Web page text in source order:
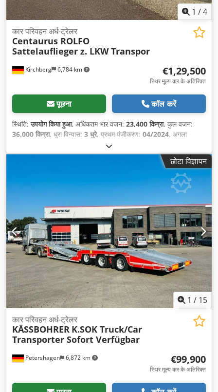
1 /4
Kirchberg 6,784 km
कार परिवहन अर्ध-ट्रेलर
Centaurus ROLFO
Sattelauflieger z. LKW Transpor
€1,29,500
स्थिर मूल्य कर के अतिरिक्त
पूछना कॉल करें
स्थिति:उपयोग किया हुआ, अधिकतम भार वजन: 23,400 किग्रा, कुल वजन:
36,000 किग्रा, धुरा विन्यास: 3 धुरे, प्रथम पंजीकरण: 04/2024, अगला
छोटा विज्ञापन
1 / 15
Petershagen 6,872 km
कार परिवहन अर्ध-ट्रेलर
KÄSSBOHRER K.SOK Truck/Car
Transporter Sofort Verfügbar
€99,900
स्थिर मूल्य कर के अतिरिक्त